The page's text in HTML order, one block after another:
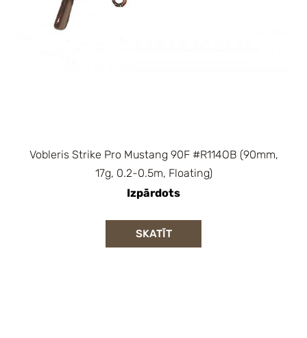
Vobleris Strike Pro Mustang 90F #R114OB (90mm,
17g, 0.2-0.5m, Floating)
Izpārdots
SKATĪT